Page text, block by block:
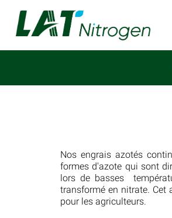
Nos engrais azotés
formes d'azote qui sont
lors de basses
transformé en nitrate. Cet
pour les agriculteurs.